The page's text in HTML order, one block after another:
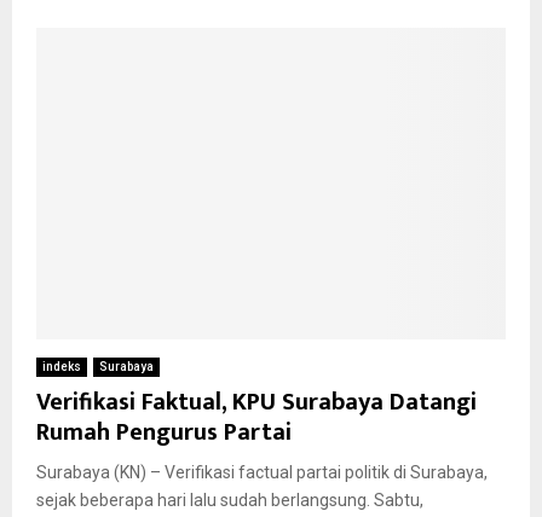
indeks Surabaya
Verifikasi Faktual, KPU Surabaya Datangi
Rumah Pengurus Partai
Surabaya (KN) – Verifikasi factual partai politik di Surabaya,
sejak beberapa hari lalu sudah berlangsung. Sabtu,